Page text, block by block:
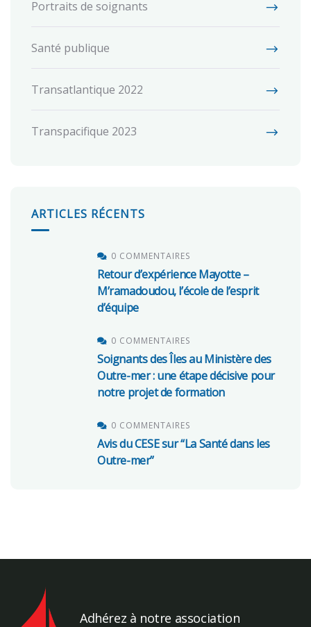
Portraits de soignants
Santé publique
Transatlantique 2022
Transpacifique 2023
ARTICLES RÉCENTS
0 COMMENTAIRES
Retour d’expérience Mayotte –
M’ramadoudou, l’école de l’esprit
d’équipe
0 COMMENTAIRES
Soignants des Îles au Ministère des
Outre-mer : une étape décisive pour
notre projet de formation
0 COMMENTAIRES
Avis du CESE sur “La Santé dans les
Outre-mer”
Adhérez à notre association